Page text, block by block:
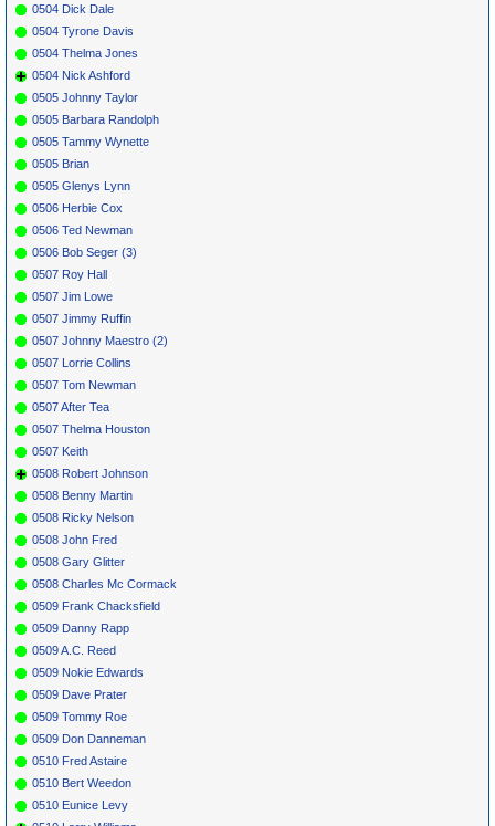
0504 Dick Dale
0504 Tyrone Davis
0504 Thelma Jones
0504 Nick Ashford
0505 Johnny Taylor
0505 Barbara Randolph
0505 Tammy Wynette
0505 Brian
0505 Glenys Lynn
0506 Herbie Cox
0506 Ted Newman
0506 Bob Seger (3)
0507 Roy Hall
0507 Jim Lowe
0507 Jimmy Ruffin
0507 Johnny Maestro (2)
0507 Lorrie Collins
0507 Tom Newman
0507 After Tea
0507 Thelma Houston
0507 Keith
0508 Robert Johnson
0508 Benny Martin
0508 Ricky Nelson
0508 John Fred
0508 Gary Glitter
0508 Charles Mc Cormack
0509 Frank Chacksfield
0509 Danny Rapp
0509 A.C. Reed
0509 Nokie Edwards
0509 Dave Prater
0509 Tommy Roe
0509 Don Danneman
0510 Fred Astaire
0510 Bert Weedon
0510 Eunice Levy